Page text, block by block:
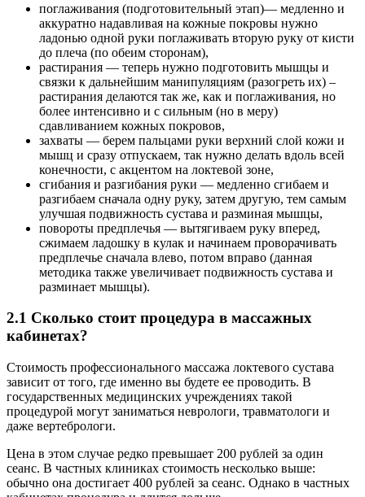
поглаживания (подготовительный этап)— медленно и
аккуратно надавливая на кожные покровы нужно
ладонью одной руки поглаживать вторую руку от кисти
до плеча (по обеим сторонам),
растирания — теперь нужно подготовить мышцы и
связки к дальнейшим манипуляциям (разогреть их) –
растирания делаются так же, как и поглаживания, но
более интенсивно и с сильным (но в меру)
сдавливанием кожных покровов,
захваты — берем пальцами руки верхний слой кожи и
мышц и сразу отпускаем, так нужно делать вдоль всей
конечности, с акцентом на локтевой зоне,
сгибания и разгибания руки — медленно сгибаем и
разгибаем сначала одну руку, затем другую, тем самым
улучшая подвижность сустава и разминая мышцы,
повороты предплечья — вытягиваем руку вперед,
сжимаем ладошку в кулак и начинаем проворачивать
предплечье сначала влево, потом вправо (данная
методика также увеличивает подвижность сустава и
разминает мышцы).
2.1 Сколько стоит процедура в массажных
кабинетах?
Стоимость профессионального массажа локтевого сустава
зависит от того, где именно вы будете ее проводить. В
государственных медицинских учреждениях такой
процедурой могут заниматься неврологи, травматологи и
даже вертебрологи.
Цена в этом случае редко превышает 200 рублей за один
сеанс. В частных клиниках стоимость несколько выше:
обычно она достигает 400 рублей за сеанс. Однако в частных